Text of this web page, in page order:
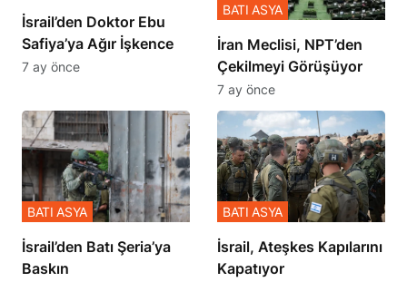
İsrail’den Doktor Ebu
Safiya’ya Ağır İşkence
7 ay önce
İran Meclisi, NPT’den
Çekilmeyi Görüşüyor
BATI ASYA
7 ay önce
​​​​​​​İsrail’den Batı Şeria’ya
Baskın
BATI ASYA
İsrail, Ateşkes Kapılarını
Kapatıyor
BATI ASYA